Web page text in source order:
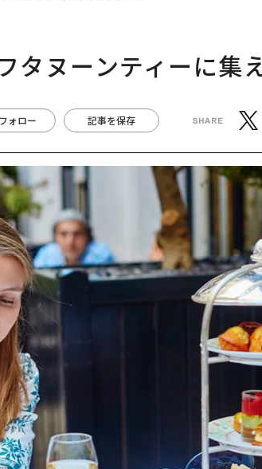
タヌーンティーに集
ォロー 記事を保存